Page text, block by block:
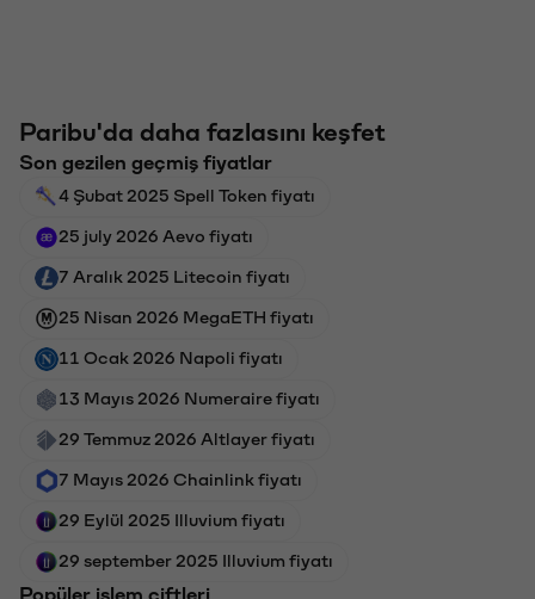
Paribu'da daha fazlasını keşfet
Son gezilen geçmiş fiyatlar
4 Şubat 2025 Spell Token fiyatı
25 july 2026 Aevo fiyatı
7 Aralık 2025 Litecoin fiyatı
25 Nisan 2026 MegaETH fiyatı
11 Ocak 2026 Napoli fiyatı
13 Mayıs 2026 Numeraire fiyatı
29 Temmuz 2026 Altlayer fiyatı
7 Mayıs 2026 Chainlink fiyatı
29 Eylül 2025 Illuvium fiyatı
29 september 2025 Illuvium fiyatı
Popüler işlem çiftleri